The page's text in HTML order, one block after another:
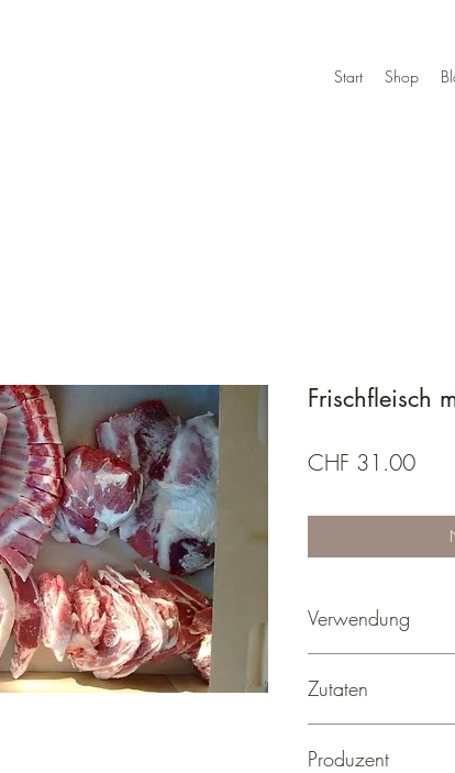
Start Shop
Frischfleisch
CHF 31.00Preis
Verwendung
Zutaten
Produzent